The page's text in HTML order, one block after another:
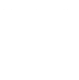
hanger
u dat wilt met een
hoeft ons alleen de
u erop wilt hebben. U
alle anderen.